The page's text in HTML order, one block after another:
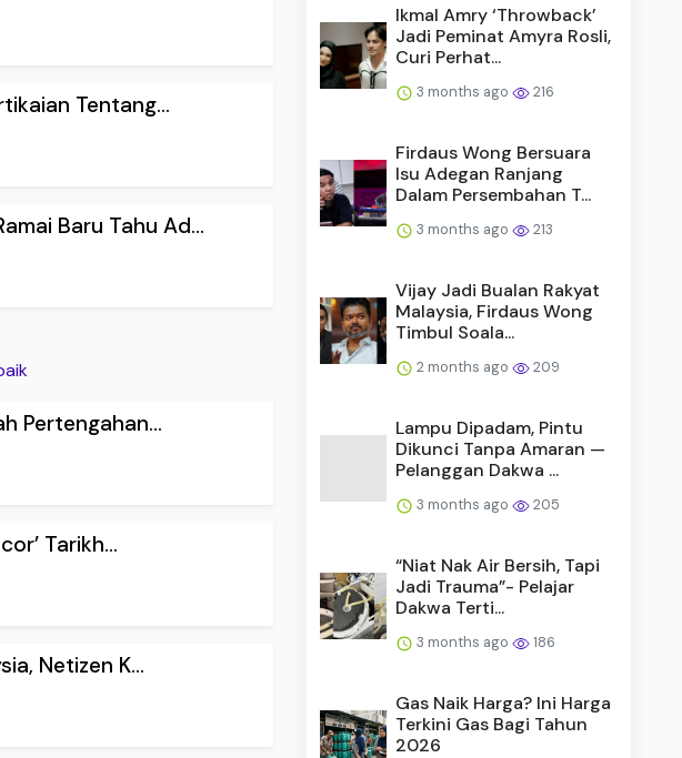
Tentang...
Baru Tahu Ad...
Pertengahan...
Tarikh...
Netizen K...
Ikmal Amry ‘Throwback’
Jadi Peminat Amyra Rosli,
Curi Perhat...
3 months ago 216
Firdaus Wong Bersuara
Isu Adegan Ranjang
Dalam Persembahan T...
3 months ago 213
Vijay Jadi Bualan Rakyat
Malaysia, Firdaus Wong
Timbul Soala...
2 months ago 209
Lampu Dipadam, Pintu
Dikunci Tanpa Amaran —
Pelanggan Dakwa ...
3 months ago 205
“Niat Nak Air Bersih, Tapi
Jadi Trauma”- Pelajar
Dakwa Terti...
3 months ago 186
Gas Naik Harga? Ini Harga
Terkini Gas Bagi Tahun
2026